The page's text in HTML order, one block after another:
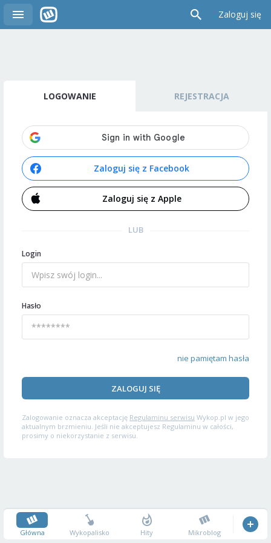
Zaloguj się
LOGOWANIE REJESTRACJA
Zaloguj się z Facebook
Zaloguj się z Apple
LUB
Login
Hasło
nie pamiętam hasła
ZALOGUJ SIĘ
Zalogowanie oznacza akceptację Regulaminu serwisu Wykop.pl w jego
aktualnym brzmieniu. Jeśli nie akceptujesz Regulaminu w całości,
prosimy o niekorzystanie z serwisu.
Główna Wykopalisko Hity Mikroblog